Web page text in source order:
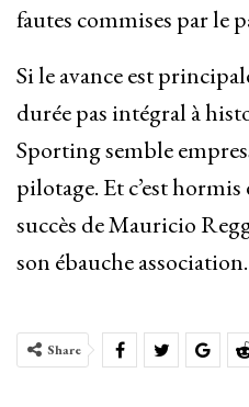
fautes commises par le
Si le avance est
durée pas intégral à
Sporting semble
pilotage. Et c’est
succès de Mauricio
son ébauche association.
Share